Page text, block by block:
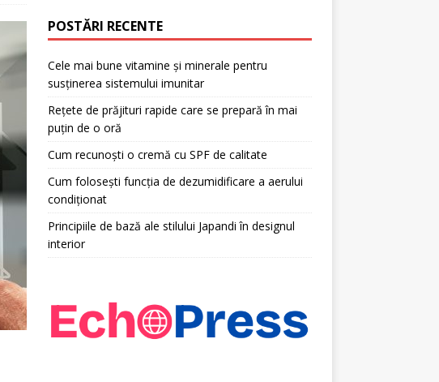
POSTĂRI RECENTE
Cele mai bune vitamine și minerale pentru
susținerea sistemului imunitar
Rețete de prăjituri rapide care se prepară în mai
puțin de o oră
Cum recunoști o cremă cu SPF de calitate
Cum folosești funcția de dezumidificare a aerului
condiționat
Principiile de bază ale stilului Japandi în designul
interior